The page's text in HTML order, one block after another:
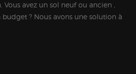
avez un sol neuf ou ancien ,
? Nous avons une solution à